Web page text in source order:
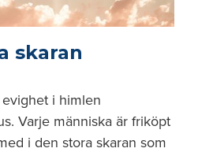
skaran
i himlen
Varje människa är friköpt
i den stora skaran som